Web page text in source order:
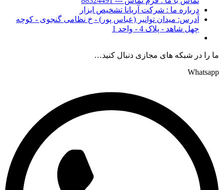
درباره ما : شرکت آریانا تشخیص ابزار
آدرس: میدان توانیر (عباس پور) - خ نظامی گنجوی - کوچه
چهل شاهد - پلاک 4 - واحد 1
ما را در شبکه های مجازی دنبال کنید…
Whatsapp